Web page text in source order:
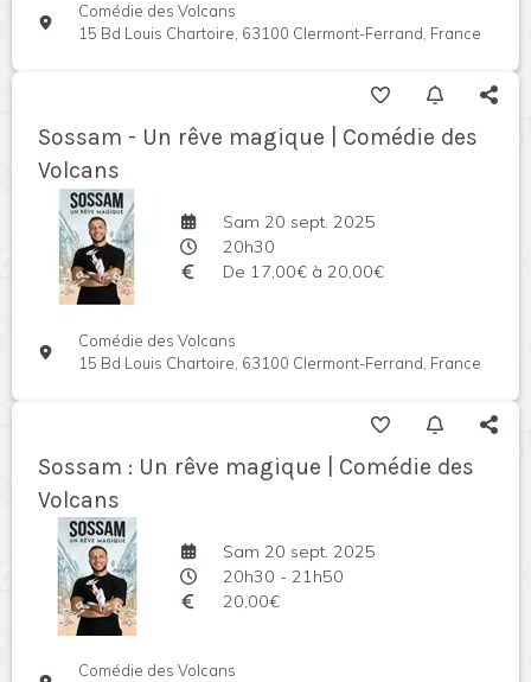
Comédie des Volcans
15 Bd Louis Chartoire, 63100 Clermont-Ferrand, France
Sossam - Un rêve magique | Comédie des
Volcans
Sam 20 sept. 2025
20h30
De 17,00€ à 20,00€
Comédie des Volcans
15 Bd Louis Chartoire, 63100 Clermont-Ferrand, France
Sossam : Un rêve magique | Comédie des
Volcans
Sam 20 sept. 2025
20h30 - 21h50
20,00€
Comédie des Volcans